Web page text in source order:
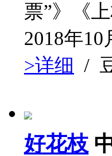
票”》《
2018年
>详细 /
好花枝